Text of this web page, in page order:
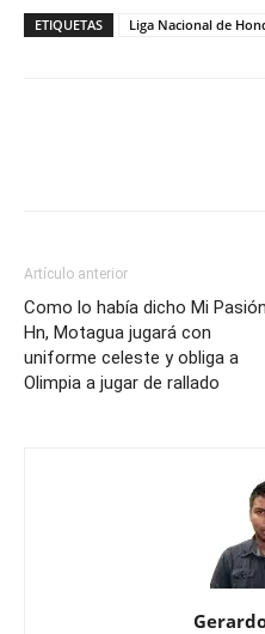
y
es
ETIQUETAS Liga Nacional de
Artículo anterior
Como lo había dicho Mi Pasión
Hn, Motagua jugará con
uniforme celeste y obliga a
Olimpia a jugar de rallado